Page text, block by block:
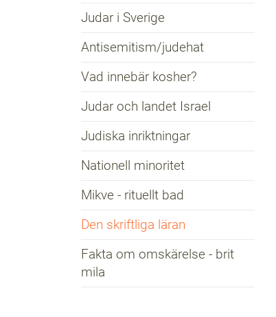
Judar i Sverige
Antisemitism/judehat
Vad innebär kosher?
Judar och landet Israel
Judiska inriktningar
Nationell minoritet
Mikve - rituellt bad
Den skriftliga läran
Fakta om omskärelse - brit
mila